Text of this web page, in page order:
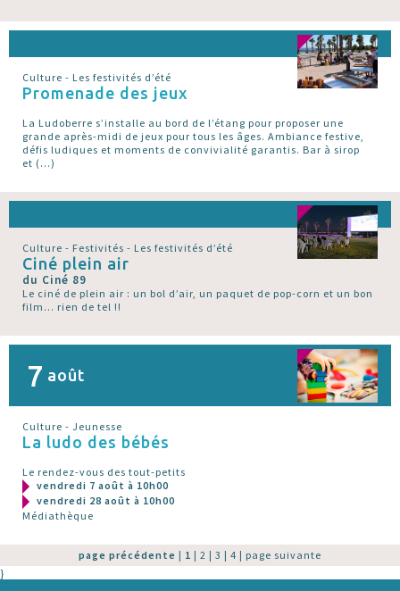
Culture - Les festivités d’été
Promenade des jeux
La Ludoberre s’installe au bord de l’étang pour proposer une
grande après-midi de jeux pour tous les âges. Ambiance festive,
défis ludiques et moments de convivialité garantis. Bar à sirop
et (…)
Culture - Festivités - Les festivités d’été
Ciné plein air
du Ciné 89
Le ciné de plein air : un bol d’air, un paquet de pop-corn et un bon
film... rien de tel !!
7 août
Culture - Jeunesse
La ludo des bébés
Le rendez-vous des tout-petits
vendredi 7 août à 10h00
vendredi 28 août à 10h00
Médiathèque
page précédente | 1 | 2 | 3 | 4 | page suivante
}